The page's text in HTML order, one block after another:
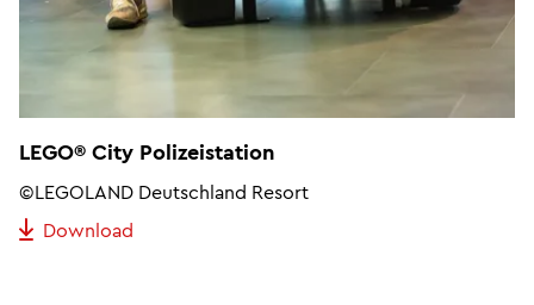
LEGO® City Polizeistation
©LEGOLAND Deutschland Resort
Download